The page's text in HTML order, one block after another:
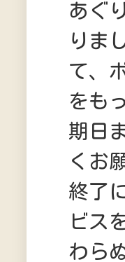
あぐ
りま
て、
をも
期日
くお
終了
ビス
わら